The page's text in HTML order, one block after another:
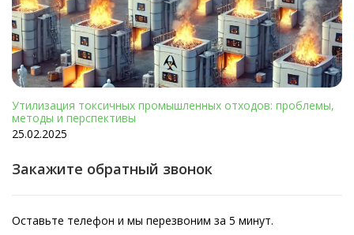
Утилизация токсичных промышленных отходов: проблемы,
методы и перспективы
25.02.2025
Закажите обратный звонок
Оставьте телефон и мы перезвоним за 5 минут.